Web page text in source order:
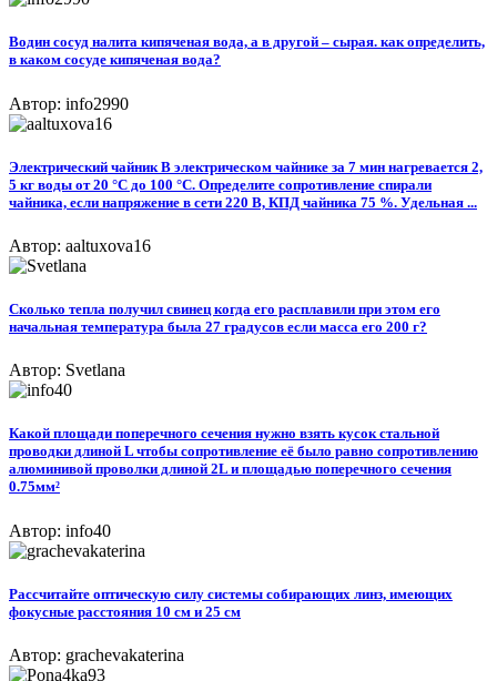
Водин сосуд налита кипяченая вода, а в другой – сырая. как определить,
в каком сосуде кипяченая вода?
Автор: info2990
Электрический чайник В электрическом чайнике за 7 мин нагревается 2,
5 кг воды от 20 °C до 100 °С. Определите сопротивление спирали
чайника, если напряжение в сети 220 В, КПД чайника 75 %. Удельная ...
Автор: aaltuxova16
Сколько тепла получил свинец когда его расплавили при этом его
начальная температура была 27 градусов если масса его 200 г?
Автор: Svetlana
Какой площади поперечного сечения нужно взять кусок стальной
проводки длиной L чтобы сопротивление еë было равно сопротивлению
алюминивой проволки длиной 2L и площадью поперечного сечения
0.75мм²
Автор: info40
Рассчитайте оптическую силу системы собирающих линз, имеющих
фокусные расстояния 10 см и 25 см​
Автор: grachevakaterina